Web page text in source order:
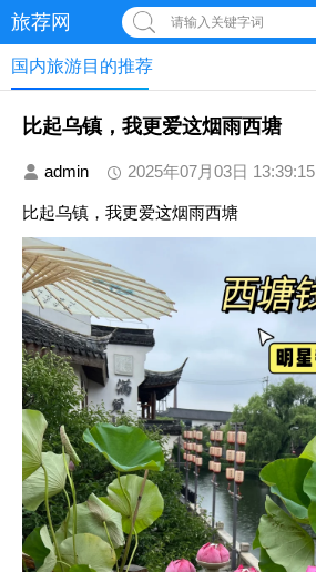
旅荐网 请输入关键字词
国内旅游目的推荐
比起乌镇，我更爱这烟雨西塘
admin 2025年07月03日 13:39:15
比起乌镇，我更爱这烟雨西塘